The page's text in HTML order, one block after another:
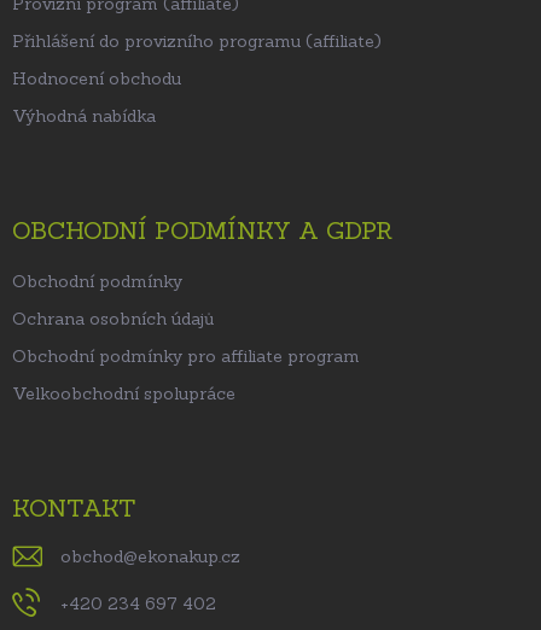
Přihlášení do provizního programu (affiliate)
Hodnocení obchodu
Výhodná nabídka
OBCHODNÍ PODMÍNKY A GDPR
Obchodní podmínky
Ochrana osobních údajů
Obchodní podmínky pro affiliate program
Velkoobchodní spolupráce
KONTAKT
obchod@ekonakup.cz
+420 234 697 402